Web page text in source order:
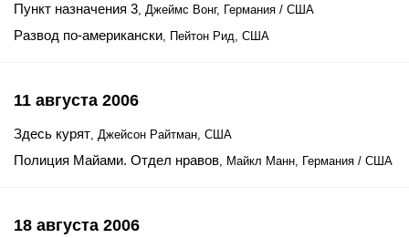
Пункт назначения 3, Джеймс Вонг, Германия / США
Развод по-американски, Пейтон Рид, США
11 августа 2006
Здесь курят, Джейсон Райтман, США
Полиция Майами. Отдел нравов, Майкл Манн, Германия / США
18 августа 2006